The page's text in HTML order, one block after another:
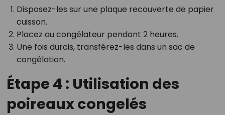
Disposez-les sur une plaque recouverte de papier
cuisson.
Placez au congélateur pendant 2 heures.
Une fois durcis, transférez-les dans un sac de
congélation.
Étape 4 : Utilisation des
poireaux congelés